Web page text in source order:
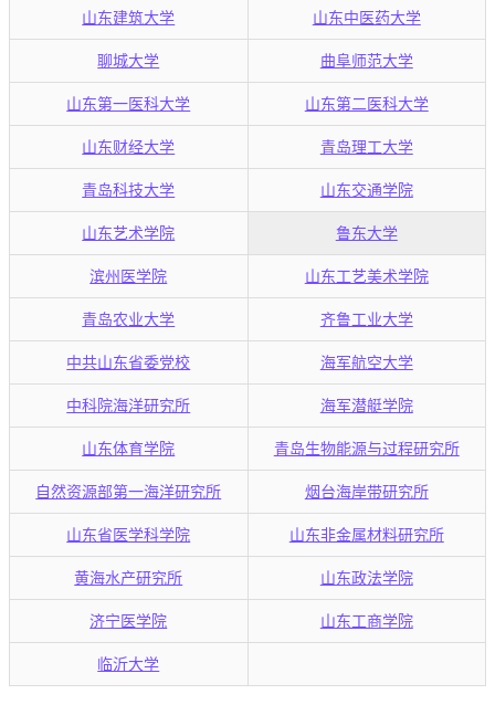
山东建筑大学 山东中医药大学
聊城大学 曲阜师范大学
山东第一医科大学 山东第二医科大学
山东财经大学 青岛理工大学
青岛科技大学 山东交通学院
山东艺术学院 鲁东大学
滨州医学院 山东工艺美术学院
青岛农业大学 齐鲁工业大学
中共山东省委党校 海军航空大学
中科院海洋研究所 海军潜艇学院
山东体育学院 青岛生物能源与过程研究所
自然资源部第一海洋研究所 烟台海岸带研究所
山东省医学科学院 山东非金属材料研究所
黄海水产研究所 山东政法学院
济宁医学院 山东工商学院
临沂大学